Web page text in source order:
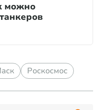
можно
Роскосмос